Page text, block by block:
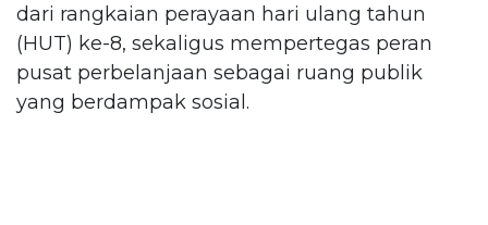
dari rangkaian perayaan hari ulang tahun
(HUT) ke-8, sekaligus mempertegas peran
pusat perbelanjaan sebagai ruang publik
yang berdampak sosial.